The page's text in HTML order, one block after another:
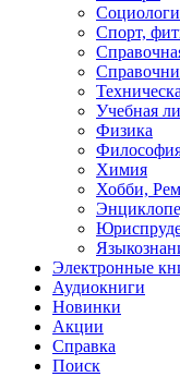
Спорт,
Учебная
Физика
Химия
Хобби,
Электронные
Аудиокниги
Новинки
Акции
Справка
Поиск